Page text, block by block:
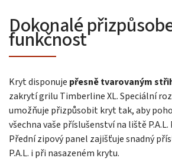
Dokonalé
funkčnost
Kryt disponuje přesně tvarovaným
zakrytí grilu Timberline XL. Speciální
umožňuje přizpůsobit kryt tak, aby
všechna vaše příslušenství na liště
Přední zipový panel zajišťuje snadný
P.A.L. i při nasazeném krytu.